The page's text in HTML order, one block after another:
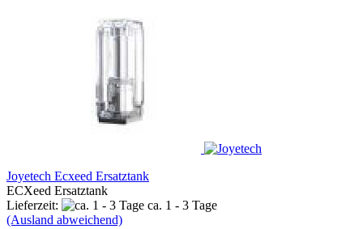
Joyetech Ecxeed Ersatztank
ECXeed Ersatztank
Lieferzeit:
ca. 1 - 3 Tage
(Ausland abweichend)